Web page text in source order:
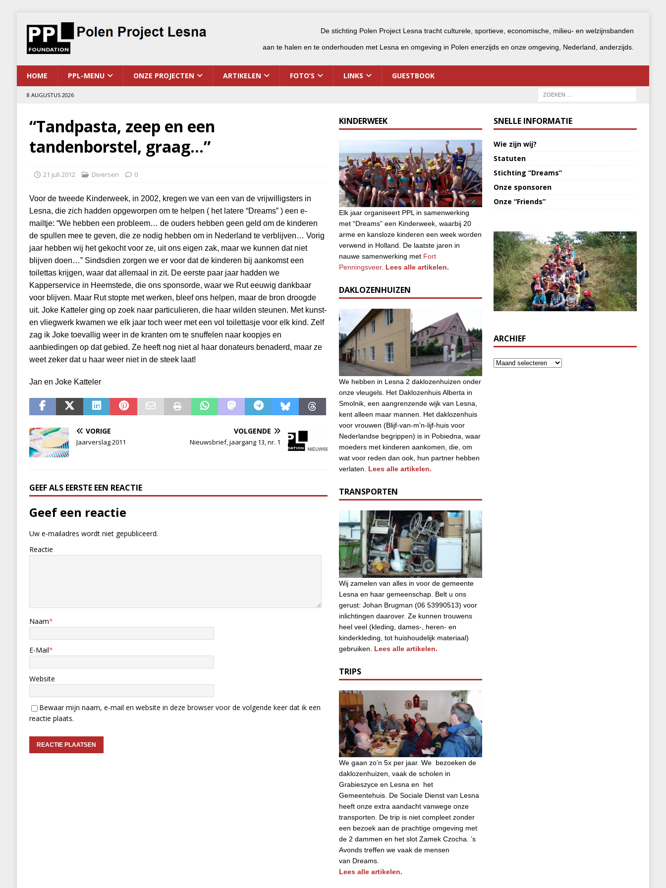
De stichting Polen Project Lesna tracht culturele, sportieve, economische, milieu- en welzijnsbanden
aan te halen en te onderhouden met Lesna en omgeving in Polen enerzijds en onze omgeving, Nederland, anderzijds.
HOME PPL-MENU ONZE PROJECTEN ARTIKELEN FOTO’S LINKS GUESTBOOK
8 AUGUSTUS 2026
“Tandpasta, zeep en een
tandenborstel, graag…”
21 juli 2012 Diversen 0
Voor de tweede Kinderweek, in 2002, kregen we van een van de vrijwilligsters in
Lesna, die zich hadden opgeworpen om te helpen ( het latere “Dreams” ) een e-
mailtje: “We hebben een probleem… de ouders hebben geen geld om de kinderen
de spullen mee te geven, die ze nodig hebben om in Nederland te verblijven… Vorig
jaar hebben wij het gekocht voor ze, uit ons eigen zak, maar we kunnen dat niet
blijven doen…” Sindsdien zorgen we er voor dat de kinderen bij aankomst een
toilettas krijgen, waar dat allemaal in zit. De eerste paar jaar hadden we
Kapperservice in Heemstede, die ons sponsorde, waar we Rut eeuwig dankbaar
voor blijven. Maar Rut stopte met werken, bleef ons helpen, maar de bron droogde
uit. Joke Katteler ging op zoek naar particulieren, die haar wilden steunen. Met kunst-
en vliegwerk kwamen we elk jaar toch weer met een vol toilettasje voor elk kind. Zelf
zag ik Joke toevallig weer in de kranten om te snuffelen naar koopjes en
aanbiedingen op dat gebied. Ze heeft nog niet al haar donateurs benaderd, maar ze
weet zeker dat u haar weer niet in de steek laat!
Jan en Joke Katteler
VORIGE
Jaarverslag 2011
VOLGENDE
Nieuwsbrief, jaargang 13, nr. 1
GEEF ALS EERSTE EEN REACTIE
Geef een reactie
Uw e-mailadres wordt niet gepubliceerd.
Reactie
Naam*
E-Mail*
Website
Bewaar mijn naam, e-mail en website in deze browser voor de volgende keer dat ik een
reactie plaats.
KINDERWEEK
Elk jaar organiseert PPL in samenwerking
met “Dreams” een Kinderweek, waarbij 20
arme en kansloze kinderen een week worden
verwend in Holland. De laatste jaren in
nauwe samenwerking met Fort
Penningsveer. Lees alle artikelen.
DAKLOZENHUIZEN
We hebben in Lesna 2 daklozenhuizen onder
onze vleugels. Het Daklozenhuis Alberta in
Smolnik, een aangrenzende wijk van Lesna,
kent alleen maar mannen. Het daklozenhuis
voor vrouwen (Blijf-van-m’n-lijf-huis voor
Nederlandse begrippen) is in Pobiedna, waar
moeders met kinderen aankomen, die, om
wat voor reden dan ook, hun partner hebben
verlaten. Lees alle artikelen.
TRANSPORTEN
Wij zamelen van alles in voor de gemeente
Lesna en haar gemeenschap. Belt u ons
gerust: Johan Brugman (06 53990513) voor
inlichtingen daarover. Ze kunnen trouwens
heel veel (kleding, dames-, heren- en
kinderkleding, tot huishoudelijk materiaal)
gebruiken. Lees alle artikelen.
TRIPS
We gaan zo’n 5x per jaar. We bezoeken de
daklozenhuizen, vaak de scholen in
Grabieszyce en Lesna en het
Gemeentehuis. De Sociale Dienst van Lesna
heeft onze extra aandacht vanwege onze
transporten. De trip is niet compleet zonder
een bezoek aan de prachtige omgeving met
de 2 dammen en het slot Zamek Czocha. ’s
Avonds treffen we vaak de mensen
van Dreams.
Lees alle artikelen.
SNELLE INFORMATIE
Wie zijn wij?
Statuten
Stichting “Dreams”
Onze sponsoren
Onze “Friends”
ARCHIEF